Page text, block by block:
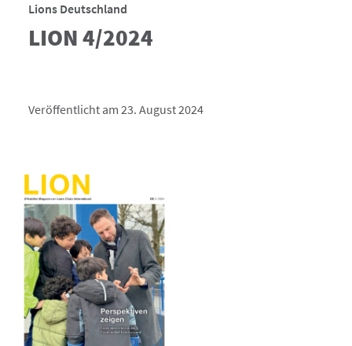
Lions Deutschland
LION 4/2024
Veröffentlicht am 23. August 2024